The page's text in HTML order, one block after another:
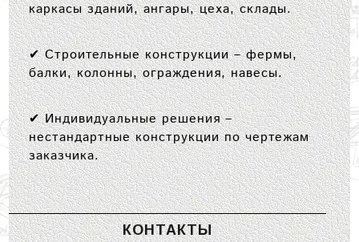
каркасы зданий, ангары, цеха, склады.
✔Строительные конструкции– фермы,
балки, колонны, ограждения, навесы.
✔Индивидуальные решения–
нестандартные конструкции по чертежам
заказчика.
КОНТАКТЫ